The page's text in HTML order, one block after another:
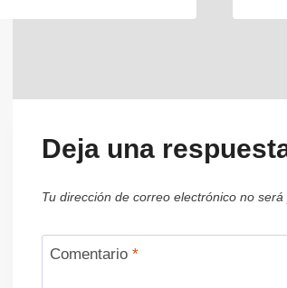
Deja una
Tu dirección de correo electrónico no será
Comentario *